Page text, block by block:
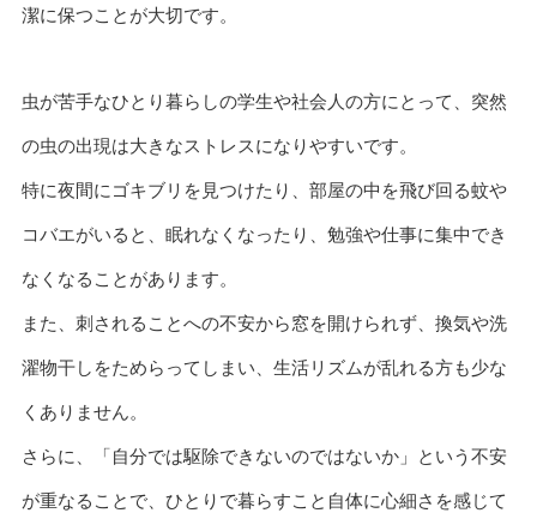
潔に保つことが大切です。
虫が苦手なひとり暮らしの学生や社会人の方にとって、突然
の虫の出現は大きなストレスになりやすいです。
特に夜間にゴキブリを見つけたり、部屋の中を飛び回る蚊や
コバエがいると、眠れなくなったり、勉強や仕事に集中でき
なくなることがあります。
また、刺されることへの不安から窓を開けられず、換気や洗
濯物干しをためらってしまい、生活リズムが乱れる方も少な
くありません。
さらに、「自分では駆除できないのではないか」という不安
が重なることで、ひとりで暮らすこと自体に心細さを感じて